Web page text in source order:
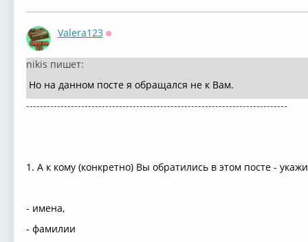
Valera123
nikis пишет:
Но на данном посте я обращался не к Вам.
----------------------------------------------------------------------------
1. А к кому (конкретно) Вы обратились в этом посте -
- имена,
- фамилии